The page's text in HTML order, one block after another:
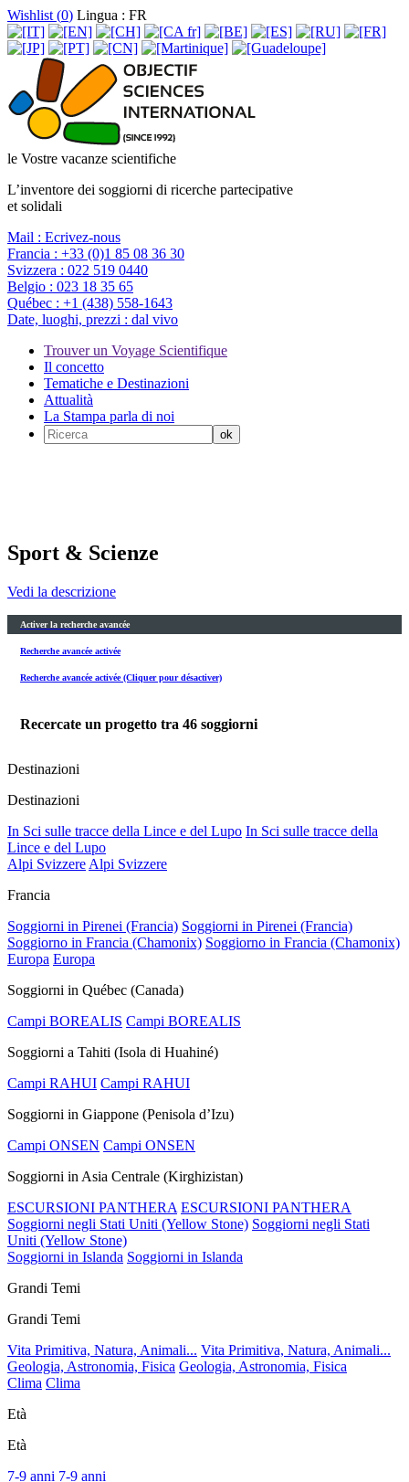
Wishlist (0) Lingua : FR
le Vostre vacanze scientifiche
L’inventore dei soggiorni di ricerche partecipative
et solidali
Mail : Ecrivez-nous
Francia : +33 (0)1 85 08 36 30
Svizzera : 022 519 0440
Belgio : 023 18 35 65
Québec : +1 (438) 558-1643
Date, luoghi, prezzi : dal vivo
Trouver un Voyage Scientifique
Il concetto
Tematiche e Destinazioni
Attualità
La Stampa parla di noi
Sport & Scienze
Vedi la descrizione
Activer la recherche avancée
Recherche avancée activée
Recherche avancée activée (Cliquer pour désactiver)
Recercate un progetto tra 46 soggiorni
Destinazioni
Destinazioni
In Sci sulle tracce della Lince e del Lupo In Sci sulle tracce della
Lince e del Lupo
Alpi Svizzere Alpi Svizzere
Francia
Soggiorni in Pirenei (Francia) Soggiorni in Pirenei (Francia)
Soggiorno in Francia (Chamonix) Soggiorno in Francia (Chamonix)
Europa Europa
Soggiorni in Québec (Canada)
Campi BOREALIS Campi BOREALIS
Soggiorni a Tahiti (Isola di Huahiné)
Campi RAHUI Campi RAHUI
Soggiorni in Giappone (Penisola d’Izu)
Campi ONSEN Campi ONSEN
Soggiorni in Asia Centrale (Kirghizistan)
ESCURSIONI PANTHERA ESCURSIONI PANTHERA
Soggiorni negli Stati Uniti (Yellow Stone) Soggiorni negli Stati
Uniti (Yellow Stone)
Soggiorni in Islanda Soggiorni in Islanda
Grandi Temi
Grandi Temi
Vita Primitiva, Natura, Animali... Vita Primitiva, Natura, Animali...
Geologia, Astronomia, Fisica Geologia, Astronomia, Fisica
Clima Clima
Età
Età
7-9 anni 7-9 anni